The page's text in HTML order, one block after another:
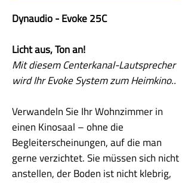
Dynaudio - Evoke 25C
Licht aus, Ton an!
Mit diesem Centerkanal-Lautsprecher
wird Ihr Evoke System zum Heimkino..
Verwandeln Sie Ihr Wohnzimmer in
einen Kinosaal – ohne die
Begleiterscheinungen, auf die man
gerne verzichtet. Sie müssen sich nicht
anstellen, der Boden ist nicht klebrig,